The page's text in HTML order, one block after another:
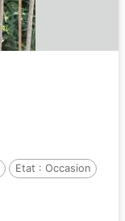
Etat : Occasion